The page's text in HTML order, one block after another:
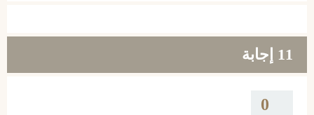
11 إجابة
0